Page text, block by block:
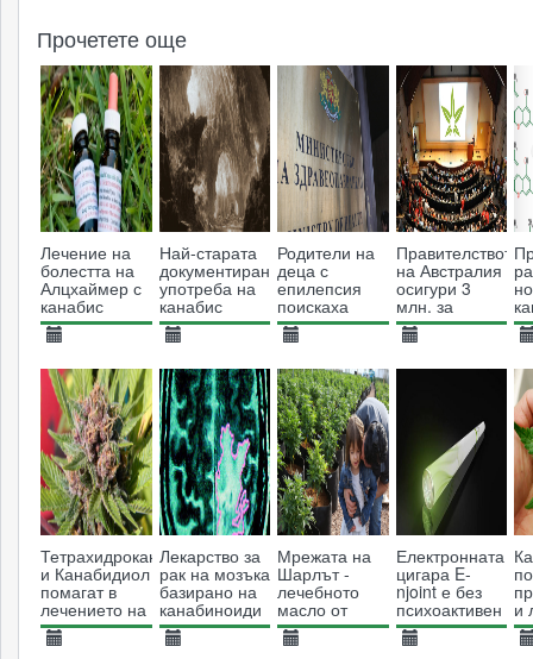
Прочетете още
Лечение на
болестта на
Алцхаймер с
канабис
4312
Най-старата
документирана
употреба на
канабис
5487
Родители на
деца с
епилепсия
поискаха
маслото от
коноп да се
3927
Правителството
на Австралия
осигури 3
млн. за
проучване на
канабиса
Тетрахидроканабинол
и Канабидиол
помагат в
лечението на
множествена
склероза
Лекарство за
рак на мозъка
базирано на
канабиноиди
започва
първи
Мрежата на
Шарлът -
лечебното
масло от
канабис
Електронната
цигара E-
njoint е без
психоактивен
ефект
и